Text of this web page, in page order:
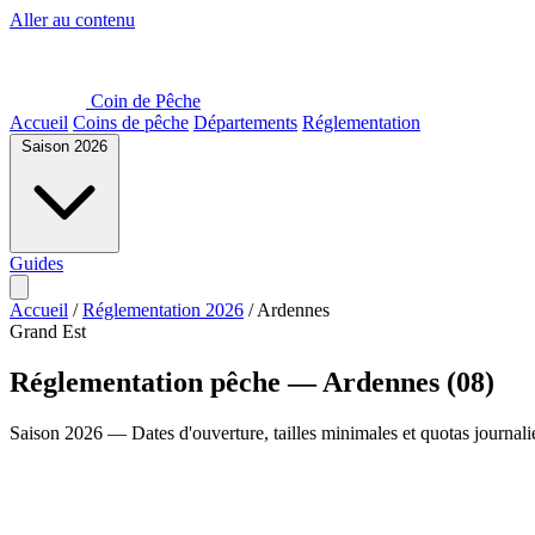
Aller au contenu
Coin de Pêche
Accueil Coins de pêche Départements Réglementation
Saison 2026
Guides
Accueil / Réglementation 2026 / Ardennes
Grand Est
Réglementation pêche — Ardennes (08)
Saison 2026 — Dates d'ouverture, tailles minimales et quotas